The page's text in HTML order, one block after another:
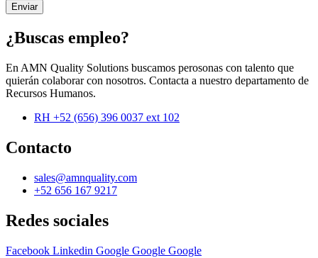
Enviar
¿Buscas empleo?
En AMN Quality Solutions buscamos perosonas con talento que
quierán colaborar con nosotros. Contacta a nuestro departamento de
Recursos Humanos.
RH +52 (656) 396 0037 ext 102
Contacto
sales@amnquality.com
+52 656 167 9217
Redes sociales
Facebook Linkedin Google Google Google